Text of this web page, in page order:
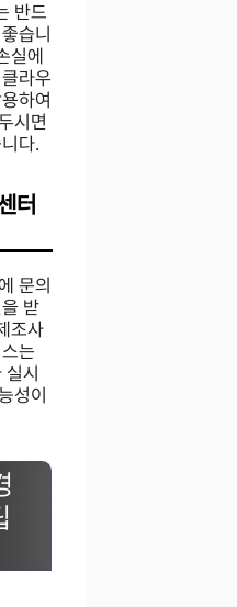
반드
습니
실에
라우
하여
시면
다.
터
문의
받
조사
는
시
성이